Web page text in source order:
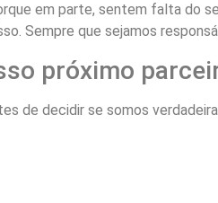
em parte, sentem falta do
Sempre que sejamos
próximo
de decidir se somos